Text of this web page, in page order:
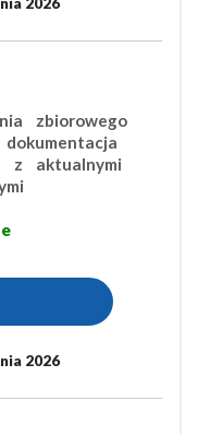
zbiorowego
z aktualnymi
2026